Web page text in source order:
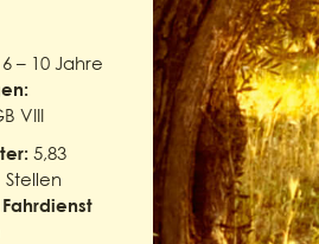
6 – 10 Jahre
VIII
5,83
Stellen